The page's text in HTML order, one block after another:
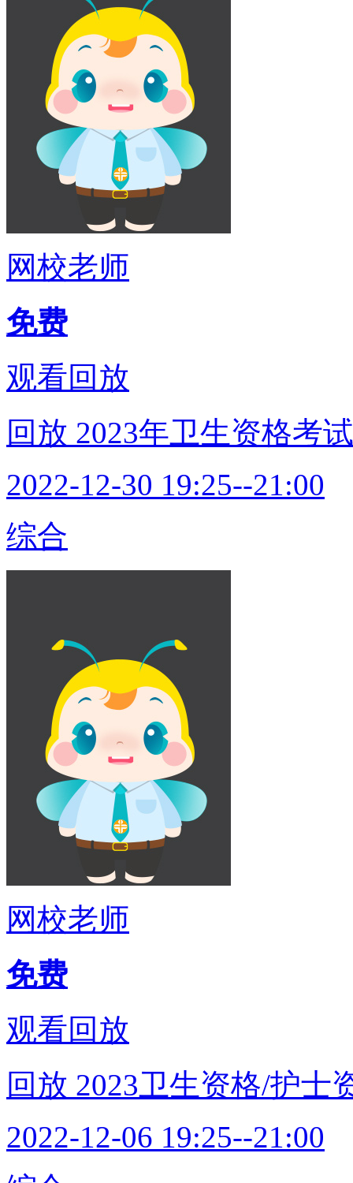
网校老师
免费
观看回放
回放 2023年卫生资格考
2022-12-30 19:25--21:00
综合
网校老师
免费
观看回放
回放 2023卫生资格/护士
2022-12-06 19:25--21:00